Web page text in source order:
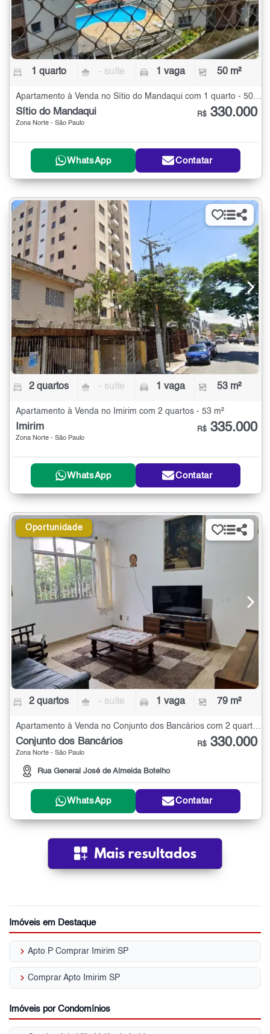
1 quarto - suíte 1 vaga 50 m²
Apartamento à Venda no Sítio do Mandaqui com 1 quarto - 50 m²
Sítio do Mandaqui
Zona Norte - São Paulo
R$ 330.000
WhatsApp Contatar
2 quartos - suíte 1 vaga 53 m²
Apartamento à Venda no Imirim com 2 quartos - 53 m²
Imirim
Zona Norte - São Paulo
R$ 335.000
WhatsApp Contatar
Oportunidade
2 quartos - suíte 1 vaga 79 m²
Apartamento à Venda no Conjunto dos Bancários com 2 quartos - 79 m²
Conjunto dos Bancários
Zona Norte - São Paulo
Rua General José de Almeida Botelho
R$ 330.000
WhatsApp Contatar
Imóveis em Destaque
keyboard_arrow_right Apto P Comprar Imirim SP
keyboard_arrow_right Comprar Apto Imirim SP
Imóveis por Condomínios